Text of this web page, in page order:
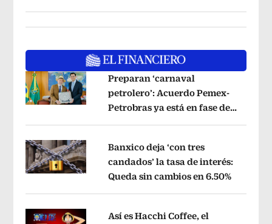
Opens in new window
Preparan ‘carnaval
petrolero’: Acuerdo Pemex-
Petrobras ya está en fase de
Opens in new window
Banxico deja ‘con tres
candados’ la tasa de interés:
Queda sin cambios en 6.50%Opens
Así es Hacchi Coffee, el